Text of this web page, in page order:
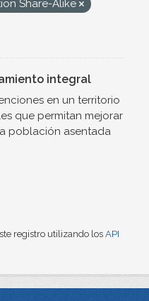
Share-Alike
integral
en un territorio
que permitan mejorar
población asentada
registro utilizando los API